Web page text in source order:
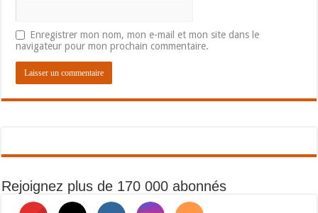
Enregistrer mon nom, mon e-mail et mon site dans le
navigateur pour mon prochain commentaire.
Rejoignez plus de 170 000 abonnés